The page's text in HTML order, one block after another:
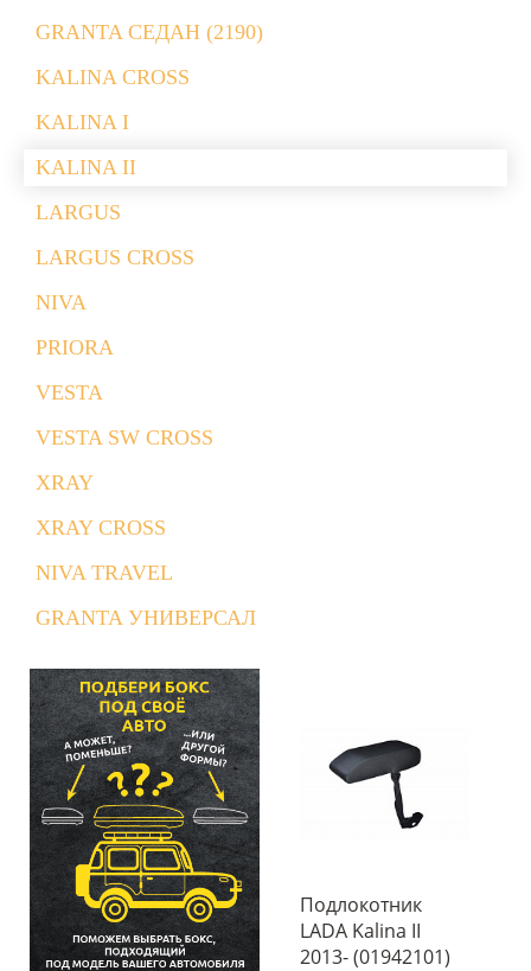
GRANTA СЕДАН (2190)
KALINA CROSS
KALINA I
KALINA II
LARGUS
LARGUS CROSS
NIVA
PRIORA
VESTA
VESTA SW CROSS
XRAY
XRAY CROSS
NIVA TRAVEL
GRANTA УНИВЕРСАЛ
Подлокотник
LADA Kalina II
2013- (01942101)